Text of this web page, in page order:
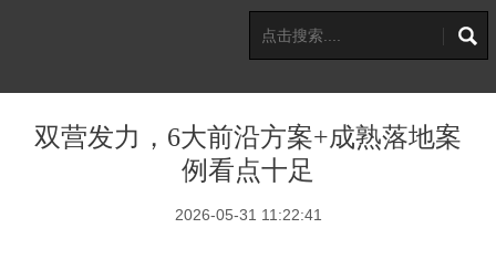
双营发力，6大前沿方案+成熟落地案
例看点十足
2026-05-31 11:22:41